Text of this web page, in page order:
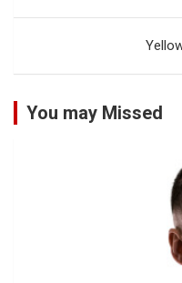
You may Missed